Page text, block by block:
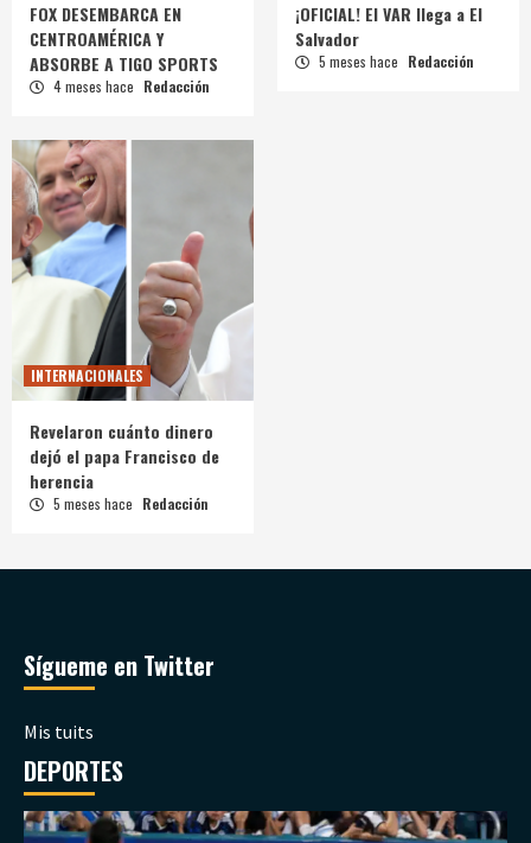
FOX DESEMBARCA EN
CENTROAMÉRICA Y
ABSORBE A TIGO SPORTS
4 meses hace Redacción
¡OFICIAL! El VAR llega a El
Salvador
5 meses hace Redacción
INTERNACIONALES
Revelaron cuánto dinero
dejó el papa Francisco de
herencia
5 meses hace Redacción
Sígueme en Twitter
Mis tuits
DEPORTES